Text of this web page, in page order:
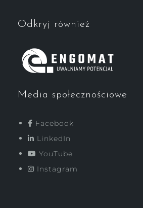
Odkryj również
Media społecznościowe
Facebook
LinkedIn
YouTube
Instagram